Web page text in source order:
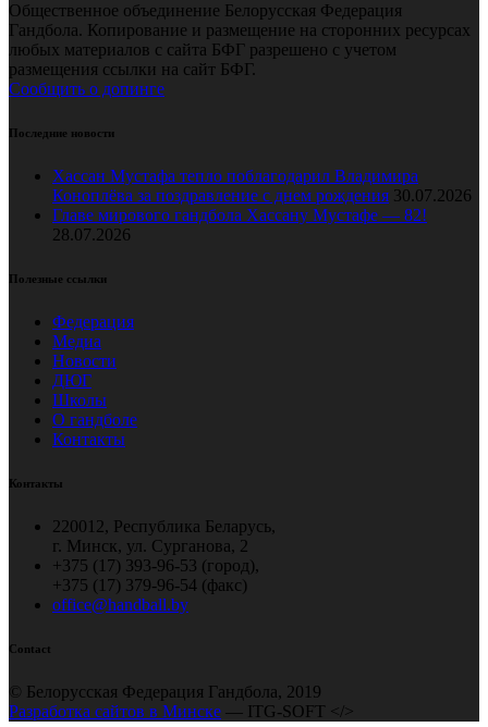
Общественное объединение Белорусская Федерация
Гандбола. Копирование и размещение на сторонних ресурсах
любых материалов с сайта БФГ разрешено с учетом
размещения ссылки на сайт БФГ.
Сообщить о допинге
Последние новости
Хассан Мустафа тепло поблагодарил Владимира
Коноплёва за поздравление с днем рождения 30.07.2026
Главе мирового гандбола Хассану Мустафе — 82!
28.07.2026
Полезные ссылки
Федерация
Медиа
Новости
ДЮГ
Школы
О гандболе
Контакты
Контакты
220012, Республика Беларусь,
г. Минск, ул. Сурганова, 2
+375 (17) 393-96-53 (город),
+375 (17) 379-96-54 (факс)
office@handball.by
Contact
© Белорусская Федерация Гандбола, 2019
Разработка сайтов в Минске — ITG-SOFT </>